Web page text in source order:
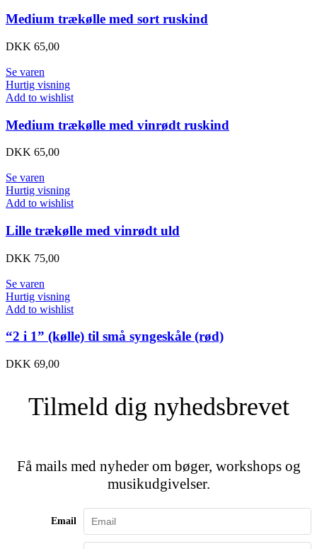
Medium trækølle med sort ruskind
DKK 65,00
Se varen
Hurtig visning
Add to wishlist
Medium trækølle med vinrødt ruskind
DKK 65,00
Se varen
Hurtig visning
Add to wishlist
Lille trækølle med vinrødt uld
DKK 75,00
Se varen
Hurtig visning
Add to wishlist
“2 i 1” (kølle) til små syngeskåle (rød)
DKK 69,00
Tilmeld dig nyhedsbrevet
Få mails med nyheder om bøger, workshops og
musikudgivelser.
Email